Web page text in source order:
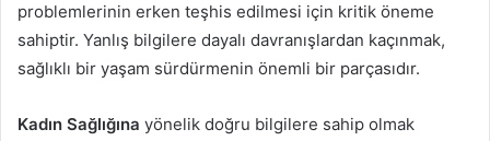
problemlerinin erken teşhis edilmesi için kritik öneme
sahiptir. Yanlış bilgilere dayalı davranışlardan kaçınmak,
sağlıklı bir yaşam sürdürmenin önemli bir parçasıdır.
Kadın Sağlığına yönelik doğru bilgilere sahip olmak